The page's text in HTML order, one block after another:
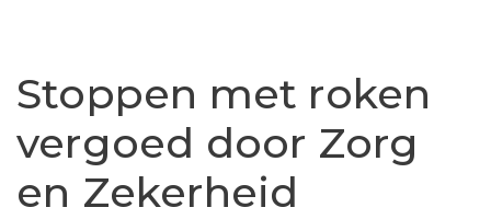
Stoppen met roken
vergoed door Zorg
en Zekerheid